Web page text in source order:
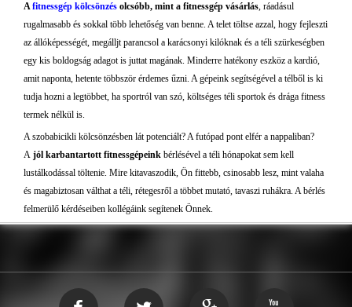
Afitnessgép kölcsönzés olcsóbb, mint a fitnessgép vásárlás, ráadásul
rugalmasabb és sokkal több lehetőség van benne. A telet töltse azzal, hogy fejleszti
az állóképességét, megálljt parancsol a karácsonyi kilóknak és a téli szürkeségben
egy kis boldogság adagot is juttat magának. Minderre hatékony eszköz a kardió,
amit naponta, hetente többször érdemes űzni. A gépeink segítségével a télből is ki
tudja hozni a legtöbbet, ha sportról van szó, költséges téli sportok és drága fitness
termek nélkül is.
A szobabicikli kölcsönzésben lát potenciált? A futópad pont elfér a nappaliban?
A jól karbantartott fitnessgépeink bérlésével a téli hónapokat sem kell
lustálkodással töltenie. Mire kitavaszodik, Ön fittebb, csinosabb lesz, mint valaha
és magabiztosan válthat a téli, rétegesről a többet mutató, tavaszi ruhákra. A bérlés
felmerülő kérdéseiben kollégáink segítenek Önnek.